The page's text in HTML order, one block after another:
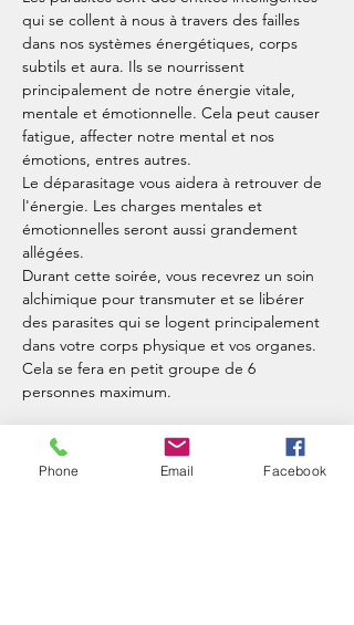
qui se collent à nous à travers des failles
dans nos systèmes énergétiques, corps
subtils et aura. Ils se nourrissent
principalement de notre énergie vitale,
mentale et émotionnelle. Cela peut causer
fatigue, affecter notre mental et nos
émotions, entres autres.
Le déparasitage vous aidera à retrouver de
l'énergie. Les charges mentales et
émotionnelles seront aussi grandement
allégées.
Durant cette soirée, vous recevrez un soin
alchimique pour transmuter et se libérer
des parasites qui se logent principalement
dans votre corps physique et vos organes.
Cela se fera en petit groupe de 6
personnes maximum.
Billets
Phone Email Facebook